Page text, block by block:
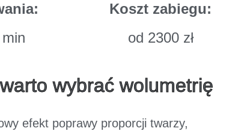
Koszt zabiegu:
od 2300 zł
wybrać wolumetrię
efekt poprawy proporcji twarzy,